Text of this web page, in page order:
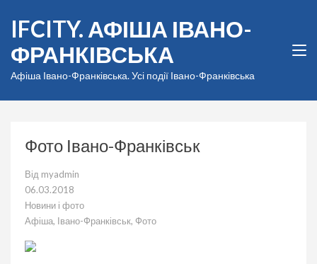
вмісту
(натисніть
Enter)
IFCITY. АФІША ІВАНО-
ФРАНКІВСЬКА
Афіша Івано-Франківська. Усі події Івано-Франківська
Фото Івано-Франківськ
Від myadmin
06.03.2018
Новини і фото
Афіша, Івано-Франківськ, Фото